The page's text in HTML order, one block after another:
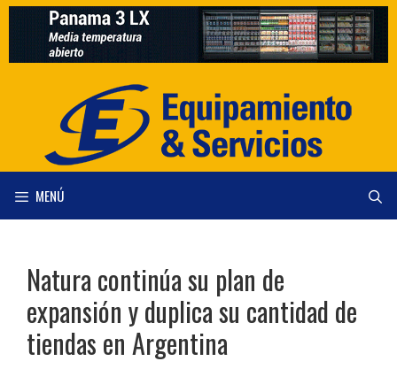
Saltar
contenido
MENÚ
Natura continúa su plan de
expansión y duplica su cantidad de
tiendas en Argentina